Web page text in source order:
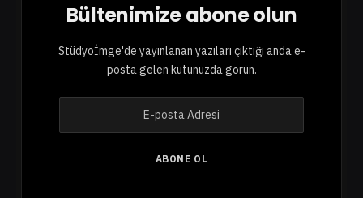
Bültenimize abone olun
Stüdyoİmge'de yayınlanan yazıları çıktığı anda e-
posta gelen kutunuzda görün.
ABONE OL